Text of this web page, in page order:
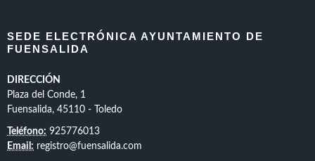
SEDE ELECTRÓNICA AYUNTAMIENTO DE
FUENSALIDA
DIRECCIÓN
Plaza del Conde, 1
Fuensalida, 45110 - Toledo
Teléfono: 925776013
Email: registro@fuensalida.com